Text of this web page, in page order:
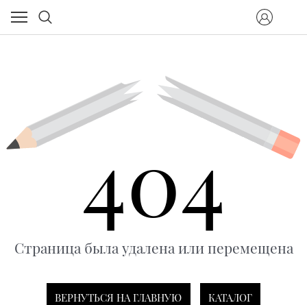
404
Страница была удалена или перемещена
ВЕРНУТЬСЯ НА ГЛАВНУЮ КАТАЛОГ